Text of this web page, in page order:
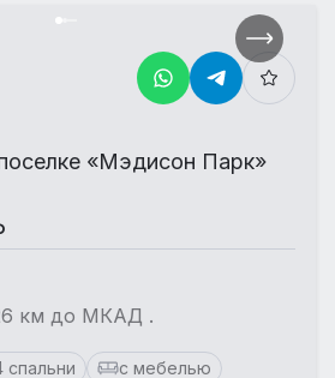
«Мэдисон Парк»
км до МКАД .
спальни
с мебелью